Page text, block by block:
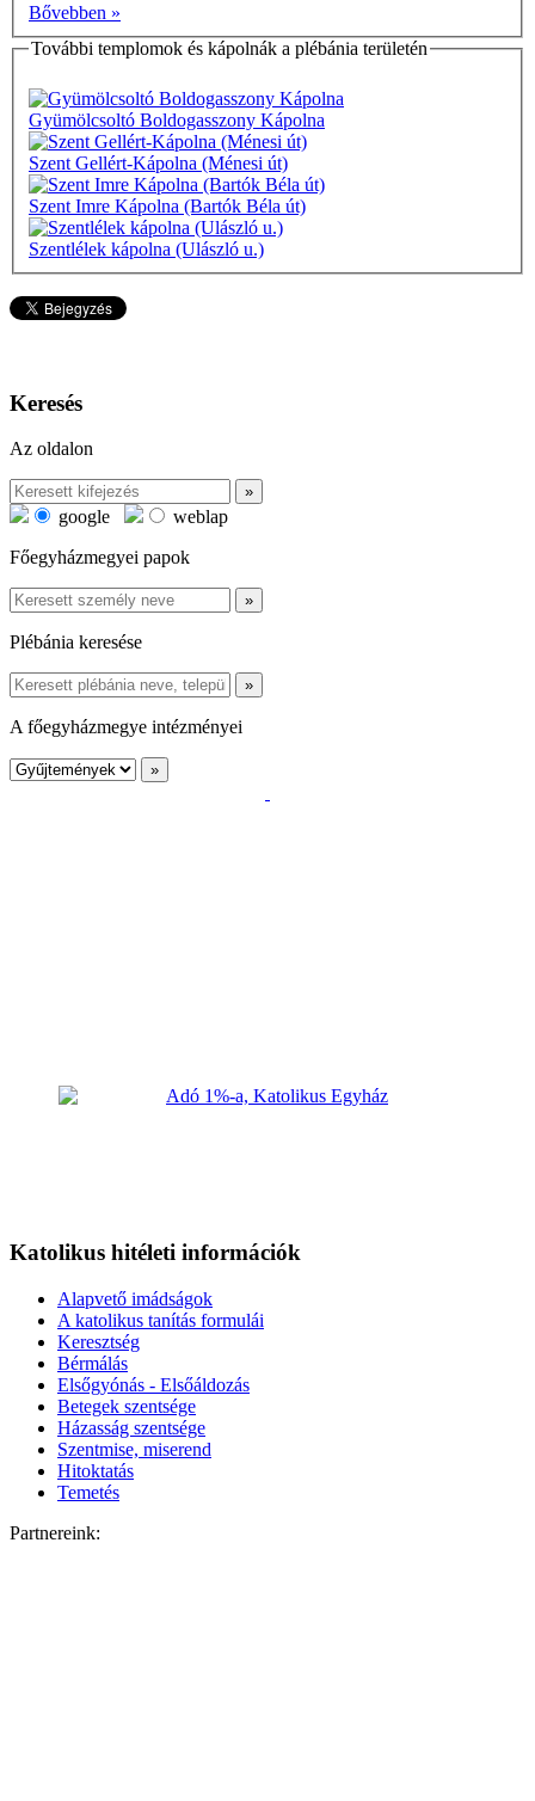
Bővebben »
További templomok és kápolnák a plébánia területén
Gyümölcsoltó Boldogasszony Kápolna
Szent Gellért-Kápolna (Ménesi út)
Szent Imre Kápolna (Bartók Béla út)
Szentlélek kápolna (Ulászló u.)
Keresés
Az oldalon
google
weblap
Főegyházmegyei papok
Plébánia keresése
A főegyházmegye intézményei
Katolikus hitéleti információk
Alapvető imádságok
A katolikus tanítás formulái
Keresztség
Bérmálás
Elsőgyónás - Elsőáldozás
Betegek szentsége
Házasság szentsége
Szentmise, miserend
Hitoktatás
Temetés
Partnereink: